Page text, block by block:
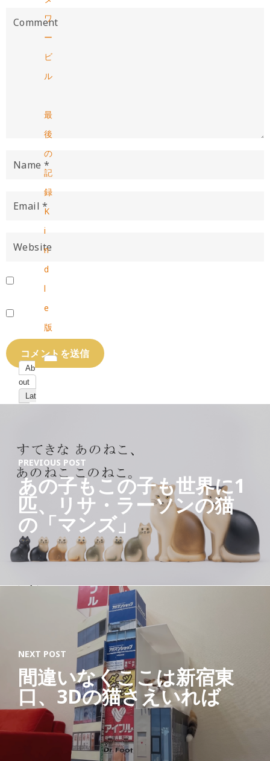
ワ
ー
ビ
ル
最
後
の
記
録
K
i
n
d
l
e
版
Ab
out
Lat
猫
ジ
ャ
ー
ナ
リ
ト
の
猫
と
、
猫
愛
PREVIOUS POST
あの子もこの子も世界に1
匹、リサ・ラーソンの猫
の「マンズ」
NEXT POST
間違いなくここは新宿東
口、3Dの猫さえいれば